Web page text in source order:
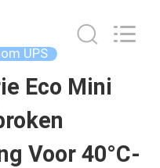
UPS
Eco Mini
Voor 40°C-